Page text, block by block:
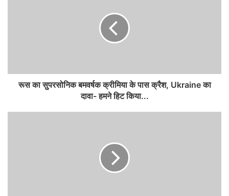
रूस का सुपरसोनिक बमवर्षक क्रीमिया के पास क्रैश, Ukraine का
दावा- हमने हिट किया...